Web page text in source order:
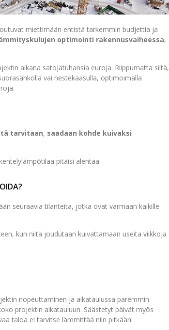
miettimään entistä tarkemmin budjettia ja
optimointi rakennusvaiheessa,
aikana satojatuhansia euroja. Riippumatta siitä,
vai nestekaasulla, optimoimalla
tarvitaan, saadaan kohde kuivaksi
pitäisi alentaa.
seuraavia tilanteita, jotka ovat varmaan kaikille
kun niitä joudutaan kuivattamaan useita viikkoja
nopeuttaminen ja aikataulussa paremmin
projektin aikatauluun. Säästetyt päivät myös
taloa ei tarvitse lämmittää niin pitkään.